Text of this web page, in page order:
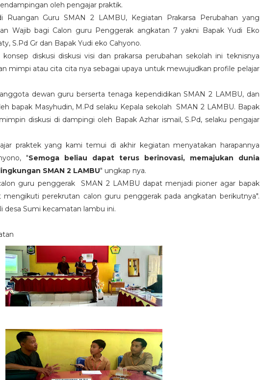
oleh pengajar praktik.
Ruangan Guru SMAN 2 LAMBU, Kegiatan Prakarsa Perubahan yang
Wajib bagi Calon guru Penggerak angkatan 7 yakni Bapak Yudi Eko
S.Pd Gr dan Bapak Yudi eko Cahyono.
diskusi diskusi visi dan prakarsa perubahan sekolah ini teknisnya
mimpi atau cita cita nya sebagai upaya untuk mewujudkan profile pelajar
dewan guru berserta tenaga kependidikan SMAN 2 LAMBU, dan
bapak Masyhudin, M.Pd selaku Kepala sekolah SMAN 2 LAMBU. Bapak
diskusi di dampingi oleh Bapak Azhar ismail, S.Pd, selaku pengajar
praktek yang kami temui di akhir kegiatan menyatakan harapannya
"Semoga beliau dapat terus berinovasi, memajukan dunia
SMAN 2 LAMBU" ungkap nya.
guru penggerak SMAN 2 LAMBU dapat menjadi pioner agar bapak
perekrutan calon guru penggerak pada angkatan berikutnya".
desa Sumi kecamatan lambu ini.